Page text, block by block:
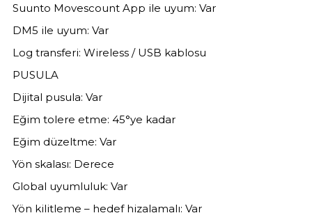
Suunto Movescount App ile uyum: Var
DM5 ile uyum: Var
Log transferi: Wireless / USB kablosu
PUSULA
Dijital pusula: Var
Eğim tolere etme: 45°ye kadar
Eğim düzeltme: Var
Yön skalası: Derece
Global uyumluluk: Var
Yön kilitleme – hedef hizalamalı: Var